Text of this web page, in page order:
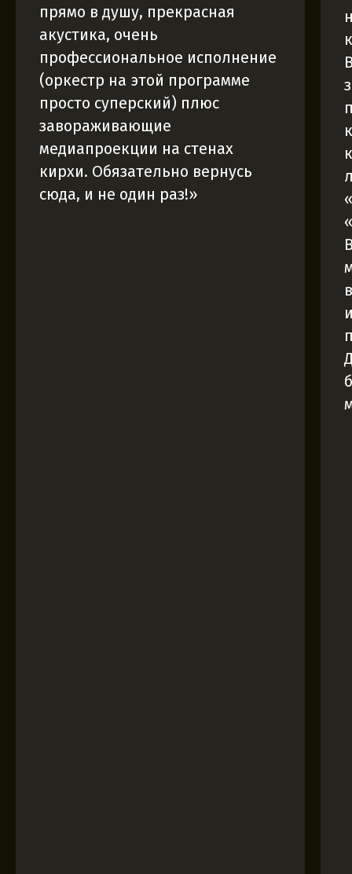
прямо в душу, прекрасная
акустика, очень
профессиональное исполнение
(оркестр на этой программе
просто суперский) плюс
завораживающие
медиапроекции на стенах
кирхи. Обязательно вернусь
сюда, и не один раз!»